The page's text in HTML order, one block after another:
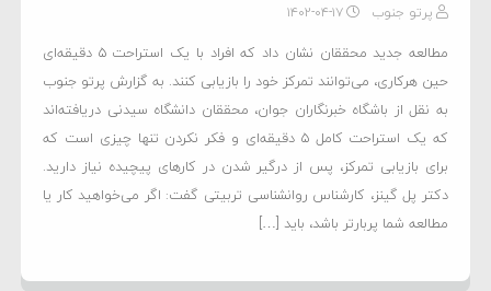
پرتو جنوب ۱۴۰۲-۰۴-۱۷
مطالعه جدید محققان نشان داد که افراد با یک استراحت ۵ دقیقه‌ای
حین هرکاری، می‌توانند تمرکز خود را بازیابی کنند. به گزارش پرتو جنوب
به نقل از باشگاه خبرنگاران جوان، محققان دانشگاه سیدنی دریافته‌اند
که یک استراحت کامل ۵ دقیقه‌ای و فکر نکردن تنها چیزی است که
برای بازیابی تمرکز، پس از درگیر شدن در کار‌های پیچیده نیاز دارید.
دکتر پل گینز، کارشناس روانشناسی تربیتی گفت: اگر می‌خواهید کار یا
مطالعه شما پربارتر باشد، باید […]